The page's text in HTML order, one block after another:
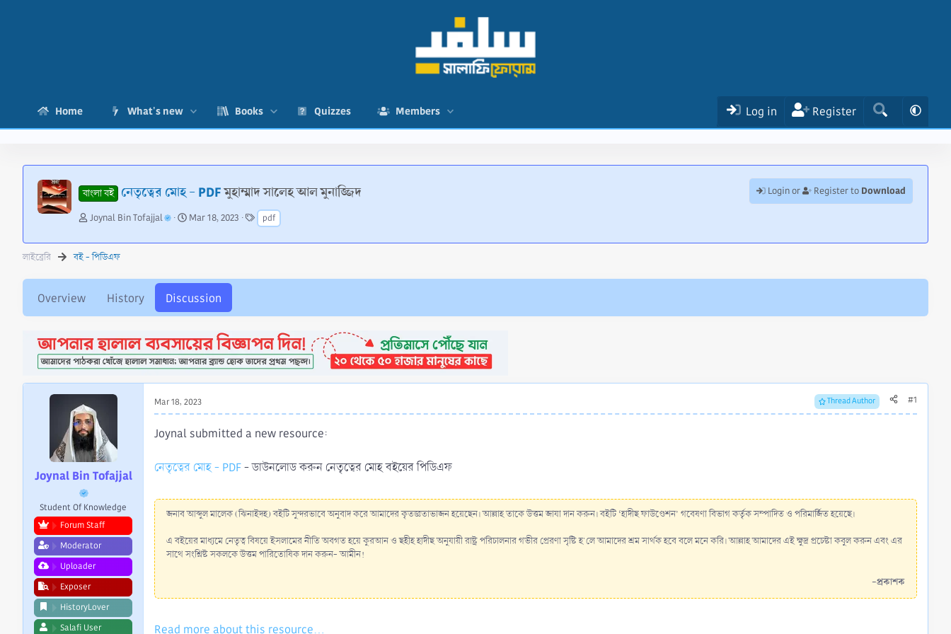
Home What's new Books Quizzes Members Log in Register
বাংলা বই নেতৃত্বের মোহ - PDFমুহাম্মাদ সালেহ আল মুনাজ্জিদ Login or Register to Download
T
r
e
d
r
t
e
Joynal Bin Tofajjal
S
a
d
a
t
Mar 18, 2023
T
a
g
pdf
লাইব্রেরি বই - পিডিএফ
Overview History Discussion
Joynal Bin Tofajjal
Student Of Knowledge
Forum Staff
Moderator
Uploader
Exposer
HistoryLover
Salafi User
Mar 18, 2023 Thread Author #1
Joynal submitted a new resource:
নেতৃত্বের মোহ - PDF- ডাউনলোড করুন নেতৃত্বের মোহ বইয়ের পিডিএফ
জনাব আব্দুল মালেক (ঝিনাইদহ) বইটি সুন্দরভাবে অনুবাদ করে আমাদের কৃতজ্ঞতাভাজন হয়েছেন। আল্লাহ তাকে উত্তম জাযা দান করুন। বইটি ‘হাদীছ ফাউণ্ডেশন’ গবেষণা বিভাগ কর্তৃক সম্পাদিত ও পরিমার্জিত হয়েছে।
এ বইয়ের মাধ্যমে নেতৃত্ব বিষয়ে ইসলামের নীতি অবগত হয়ে কুরআন ও ছহীহ হাদীছ অনুযায়ী রাষ্ট্র পরিচালনার গভীর প্রেরণা সৃষ্টি হ'লে আমাদের শ্রম সার্থক হবে বলে মনে করি। আল্লাহ আমাদের এই ক্ষুদ্র প্রচেষ্টা কবুল করুন এবং এর
সাথে সংশ্লিষ্ট সকলকে উত্তম পারিতোষিক দান করুন- আমীন!
-প্ৰকাশক
Read more about this resource...